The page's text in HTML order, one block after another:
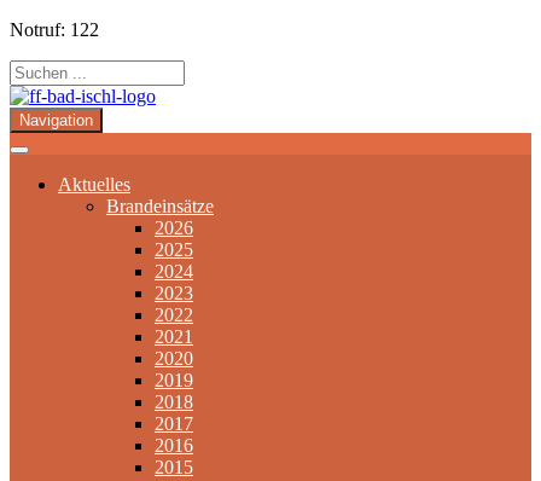
Notruf: 122
Navigation
Aktuelles
Brandeinsätze
2026
2025
2024
2023
2022
2021
2020
2019
2018
2017
2016
2015